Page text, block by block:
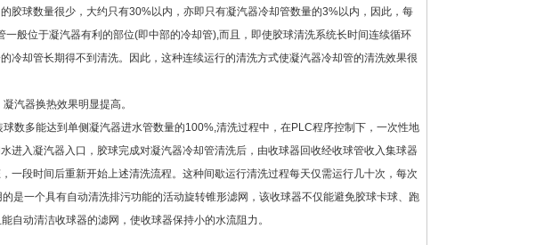
胶球数量很少，大约只有30%以内，亦即只有凝汽器冷却管数量的3%以内，因此，每
般位于凝汽器有利的部位(即中部的冷却管),而且，即使胶球清洗系统长时间连续循环
冷却管长期得不到清洗。因此，这种连续运行的清洗方式使凝汽器冷却管的清洗效果很
汽器换热效果明显提高。
多能达到单侧凝汽器进水管数量的100%,清洗过程中，在PLC程序控制下，一次性地
进入凝汽器入口，胶球完成对凝汽器冷却管清洗后，由收球器回收经收球管收入集球器
一段时间后重新开始上述清洗流程。这种间歇运行清洗过程每天仅需运行几十次，每次
是一个具有自动清洗排污功能的活动旋转锥形滤网，该收球器不仅能避免胶球卡球、跑
自动清洁收球器的滤网，使收球器保持小的水流阻力。